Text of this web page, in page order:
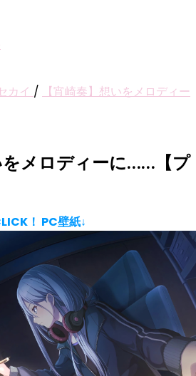
カイ /
【宵崎奏】想いをメロディー
をメロディーに……【プ
！ PC壁紙↓